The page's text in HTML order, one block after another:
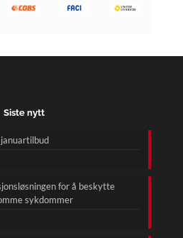
Siste nytt
for å beskytte
sykdommer